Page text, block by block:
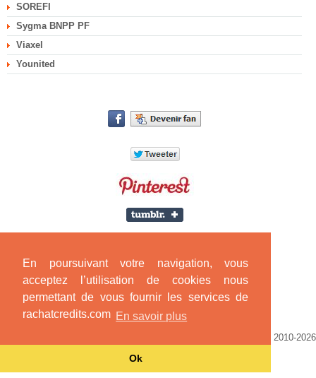
En poursuivant votre navigation, vous
acceptez l’utilisation de cookies nous
permettant de vous fournir les services de
rachatcredits.com En savoir plus
Ok
SOREFI
Sygma BNPP PF
Viaxel
Younited
| © SLP CONSEILS 2010-2026